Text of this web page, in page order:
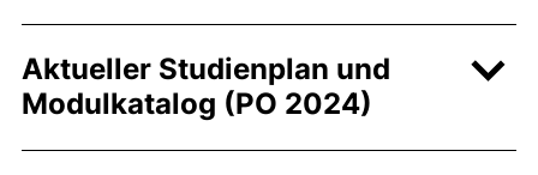
Aktueller Studienplan und
Modulkatalog (PO 2024)